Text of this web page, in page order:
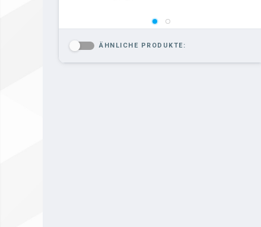
ÄHNLICHE PRODUKTE: